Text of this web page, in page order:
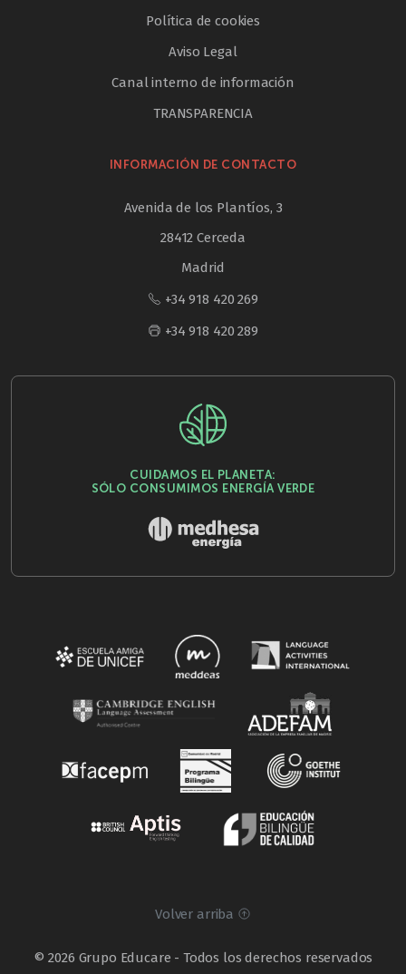
Política de cookies
Aviso Legal
Canal interno de información
TRANSPARENCIA
INFORMACIÓN DE CONTACTO
Avenida de los Plantíos, 3
28412 Cerceda
Madrid
+34 918 420 269
+34 918 420 289
CUIDAMOS EL PLANETA:
SÓLO CONSUMIMOS ENERGÍA VERDE
Volver arriba
© 2026 Grupo Educare - Todos los derechos reservados